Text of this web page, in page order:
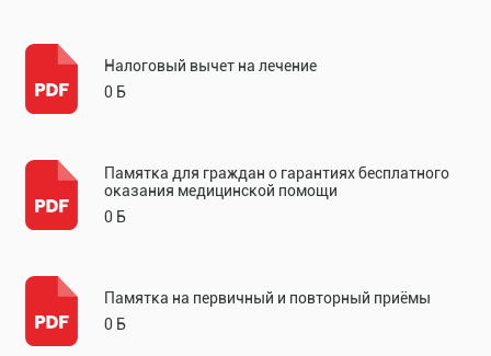
Налоговый вычет на лечение
0 Б
Памятка для граждан о гарантиях бесплатного
оказания медицинской помощи
0 Б
Памятка на первичный и повторный приёмы
0 Б